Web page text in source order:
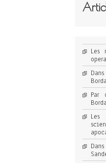
Les
Par
Les